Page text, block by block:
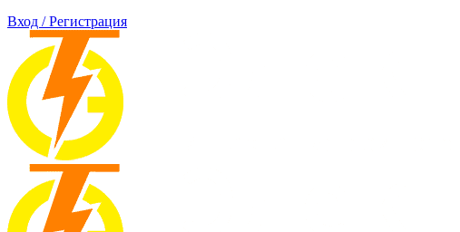
Вход / Регистрация